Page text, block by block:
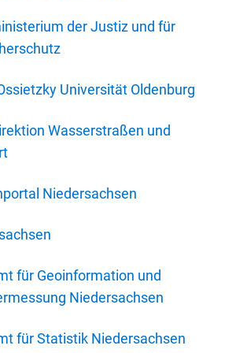
der Justiz und für
Universität Oldenburg
Wasserstraßen und
Niedersachsen
für Geoinformation und
Niedersachsen
für Statistik Niedersachsen